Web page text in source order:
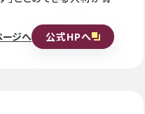
ジへ
公式HPへ